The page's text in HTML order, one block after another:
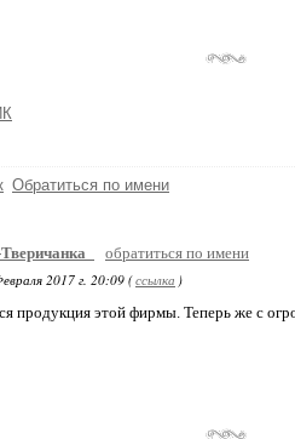
Обратиться по имени
обратиться по имени
2017 г. 20:09 (ссылка )
продукция этой фирмы. Теперь же с